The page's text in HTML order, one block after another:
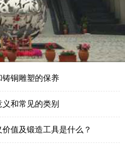
铜雕塑的保养
和常见的类别
值及锻造工具是什么？